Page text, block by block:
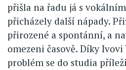
přišla na řadu já s
přicházely další nápady.
přirozené a spontánní, a
omezeni časově. Díky
problém se do studia